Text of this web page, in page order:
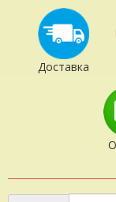
Доставка